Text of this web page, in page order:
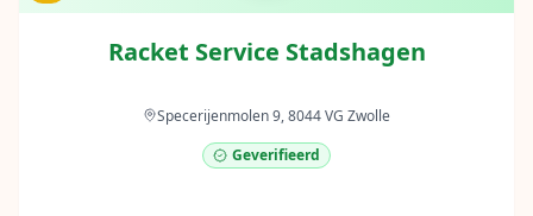
Racket Service Stadshagen
Specerijenmolen 9, 8044 VG Zwolle
Geverifieerd